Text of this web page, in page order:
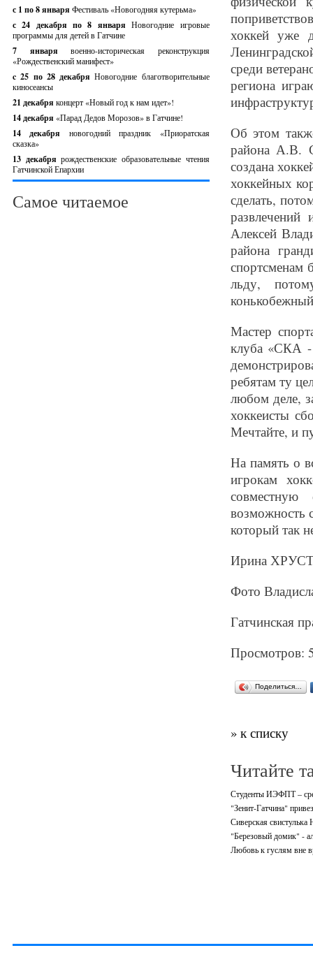
с 1 по 8 января Фестиваль «Новогодняя кутерьма»
с 24 декабря по 8 январяНовогодние игровые
программы для детей в Гатчине
7 январявоенно-историческая реконструкция
«Рождественский манифест»
c 25 по 28 декабряНовогодние благотворительные
киносеансы
21 декабря концерт «Новый год к нам идет»!
14 декабря «Парад Дедов Морозов» в Гатчине!
14 декабря новогодний праздник «Приоратская
сказка»
13 декабрярождественские образовательные чтения
Гатчинской Епархии
Самое читаемое
хоккей уже
среди
региона
Об этом
района А.В.
создана
хоккейных
сделать,
развлечений
Алексей
района
спортсменам
льду,
Мастер
клуба «СКА -
ребятам ту
любом деле,
хоккеисты
Мечтайте, и
На память о
игрокам
возможность
который так
Ирина
Фото
Гатчинская
Просмотров:
Поделиться…
» к списку
Читайте
Студенты ИЭФПТ –
"Зенит-Гатчина"
Сиверская
"Березовый домик" -
Любовь к гуслям вне